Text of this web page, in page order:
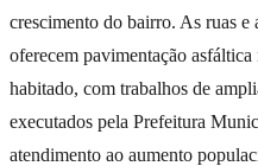
crescimento do bairro. As ruas
oferecem pavimentação
habitado, com trabalhos de
executados pela Prefeitura
atendimento ao aumento